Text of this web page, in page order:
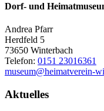
Dorf- und
Andrea Pfarr
Herdfeld 5
73650 Winterbach
Telefon: 0151 23016361
museum@heimatverein-
Aktuelles